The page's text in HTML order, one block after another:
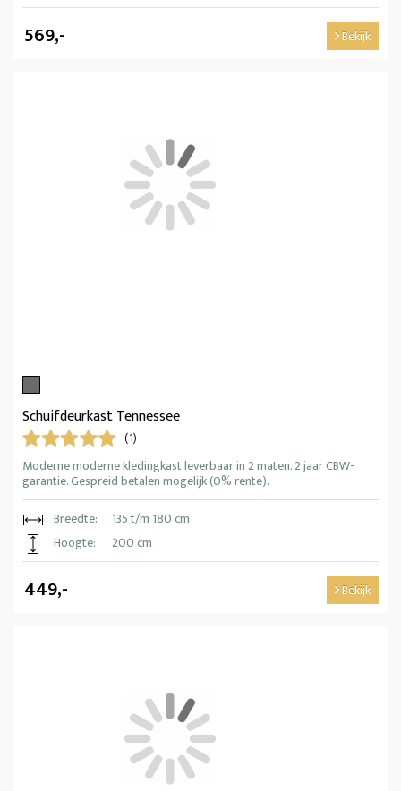
569,- Bekijk
Schuifdeurkast Tennessee
(1)
Moderne moderne kledingkast leverbaar in 2 maten. 2 jaar CBW-
garantie. Gespreid betalen mogelijk (0% rente).
Breedte:
135 t/m 180 cm
Hoogte:
200 cm
449,- Bekijk